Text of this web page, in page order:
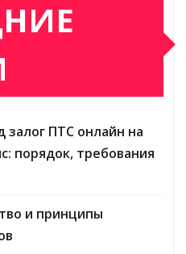
ПТС онлайн на
порядок, требования
и принципы